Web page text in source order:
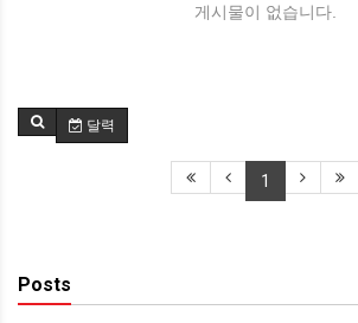
게시물이 없습니다.
달력
1
Posts